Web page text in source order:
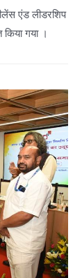
एंड लीडरशिप
गया ।